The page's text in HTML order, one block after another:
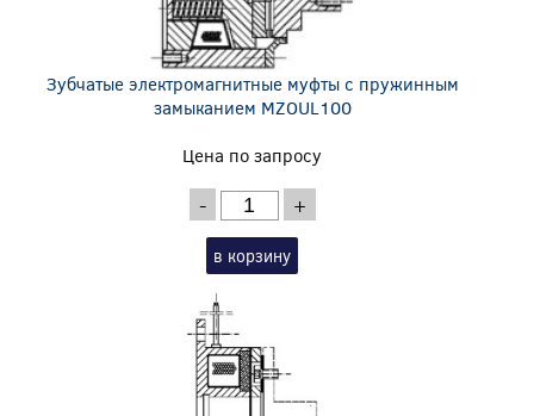
Зубчатые электромагнитные муфты с пружинным
замыканием MZOUL100
Цена по запросу
- +
в корзину